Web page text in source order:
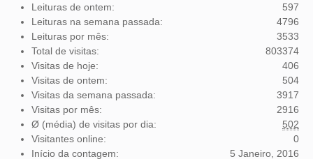
597
Leituras de ontem:
4796
Leituras na semana passada:
3533
Leituras por mês:
803374
Total de visitas:
406
Visitas de hoje:
504
Visitas de ontem:
3917
Visitas da semana passada:
2916
Visitas por mês:
502
Ø (média) de visitas por dia:
0
Visitantes online:
5 Janeiro, 2016
Início da contagem: